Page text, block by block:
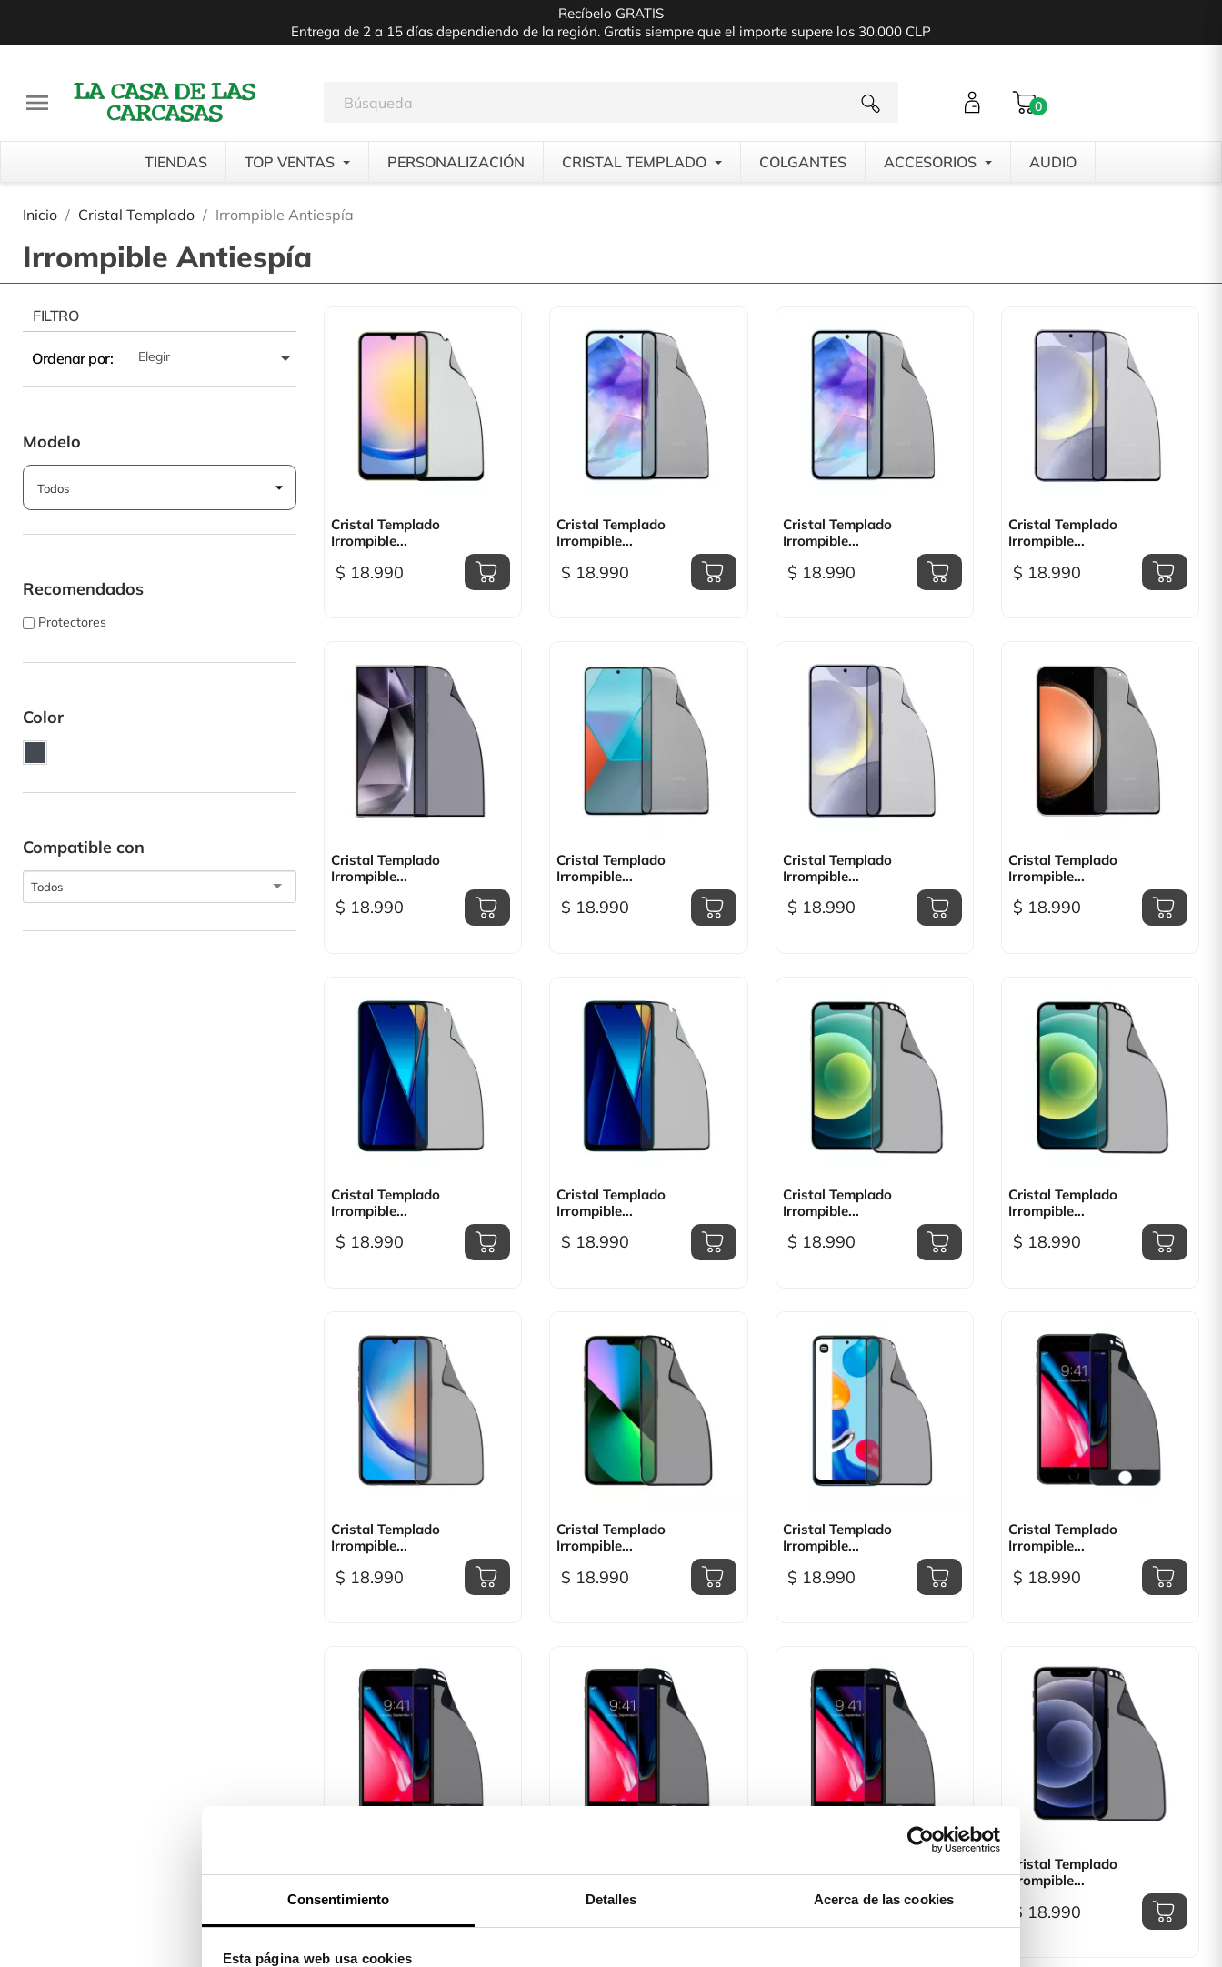
Consentimiento Detalles Acerca de las cookies
Esta página web usa cookies
Recíbelo GRATIS
Entrega de 2 a 15 días dependiendo de la región. Gratis siempre que el importe supere los 30.000 CLP
 0
TIENDAS TOP VENTAS PERSONALIZACIÓN CRISTAL TEMPLADO COLGANTES ACCESORIOS AUDIO
Inicio Cristal Templado Irrompible Antiespía
Irrompible Antiespía
FILTRO
Ordenar por: Elegir 
Modelo
Recomendados
Protectores
Color
Compatible con
Todos
Vista rápida
Cristal Templado
Irrompible...
$ 18.990
Vista rápida
Cristal Templado
Irrompible...
$ 18.990
Vista rápida
Cristal Templado
Irrompible...
$ 18.990
Vista rápida
Cristal Templado
Irrompible...
$ 18.990
Vista rápida
Cristal Templado
Irrompible...
$ 18.990
Vista rápida
Cristal Templado
Irrompible...
$ 18.990
Vista rápida
Cristal Templado
Irrompible...
$ 18.990
Vista rápida
Cristal Templado
Irrompible...
$ 18.990
Vista rápida
Cristal Templado
Irrompible...
$ 18.990
Vista rápida
Cristal Templado
Irrompible...
$ 18.990
Vista rápida
Cristal Templado
Irrompible...
$ 18.990
Vista rápida
Cristal Templado
Irrompible...
$ 18.990
Vista rápida
Cristal Templado
Irrompible...
$ 18.990
Vista rápida
Cristal Templado
Irrompible...
$ 18.990
Vista rápida
Cristal Templado
Irrompible...
$ 18.990
Vista rápida
Cristal Templado
Irrompible...
$ 18.990
Irrompible...
Irrompible...
Irrompible...
Vista rápida
Cristal Templado
Irrompible...
$ 18.990